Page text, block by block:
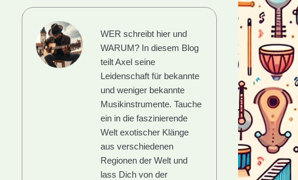
WER schreibt hier und
WARUM?In diesem Blog
teilt Axel seine
Leidenschaft für bekannte
und weniger bekannte
Musikinstrumente. Tauche
ein in die faszinierende
Welt exotischer Klänge
aus verschiedenen
Regionen der Welt und
lass Dich von der